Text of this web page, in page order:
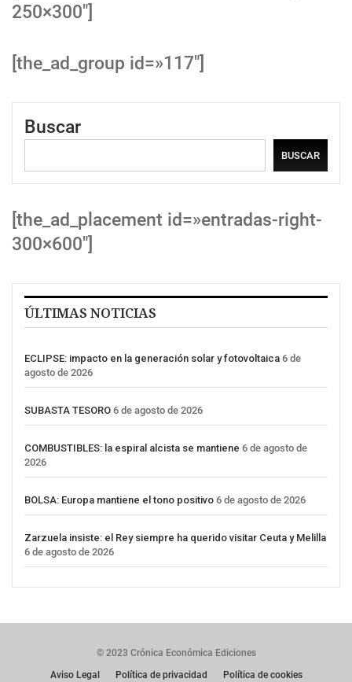
250×300″]
[the_ad_group id=»117″]
Buscar
BUSCAR
[the_ad_placement id=»entradas-right-
300×600″]
ÚLTIMAS NOTICIAS
ECLIPSE: impacto en la generación solar y fotovoltaica 6 de
agosto de 2026
SUBASTA TESORO 6 de agosto de 2026
COMBUSTIBLES: la espiral alcista se mantiene 6 de agosto de
2026
BOLSA: Europa mantiene el tono positivo 6 de agosto de 2026
Zarzuela insiste: el Rey siempre ha querido visitar Ceuta y Melilla
6 de agosto de 2026
© 2023 Crónica Económica Ediciones
Aviso Legal
Política de privacidad Política de cookies